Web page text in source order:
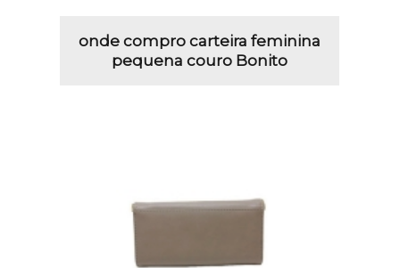
onde compro carteira feminina
pequena couro Bonito